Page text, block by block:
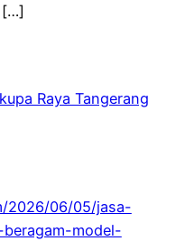
Raya Tangerang
2026/06/05/jasa-
model-